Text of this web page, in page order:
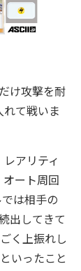
け攻撃を耐
て戦いま
アリティ
ート周回
は相手の
出してきて
く上振れし
いったこと